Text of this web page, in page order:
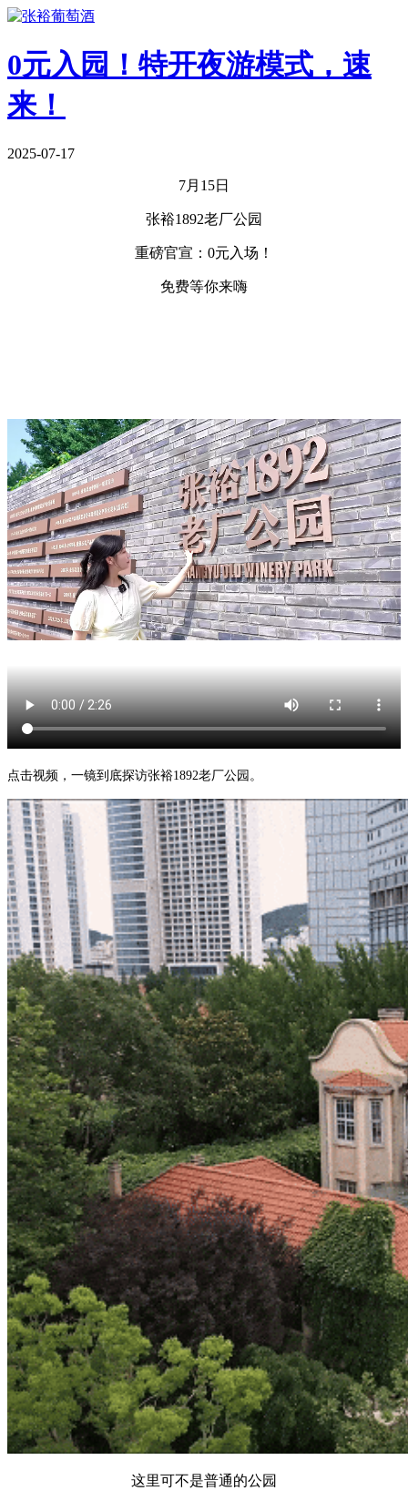
0元入园！特开夜游模式，速
来！
2025-07-17
7月15日
张裕1892老厂公园
重磅官宣：0元入场！
免费等你来嗨
点击视频，一镜到底探访张裕1892老厂公园。
这里可不是普通的公园